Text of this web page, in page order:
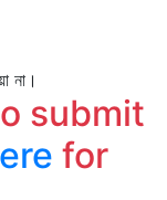
submit
for